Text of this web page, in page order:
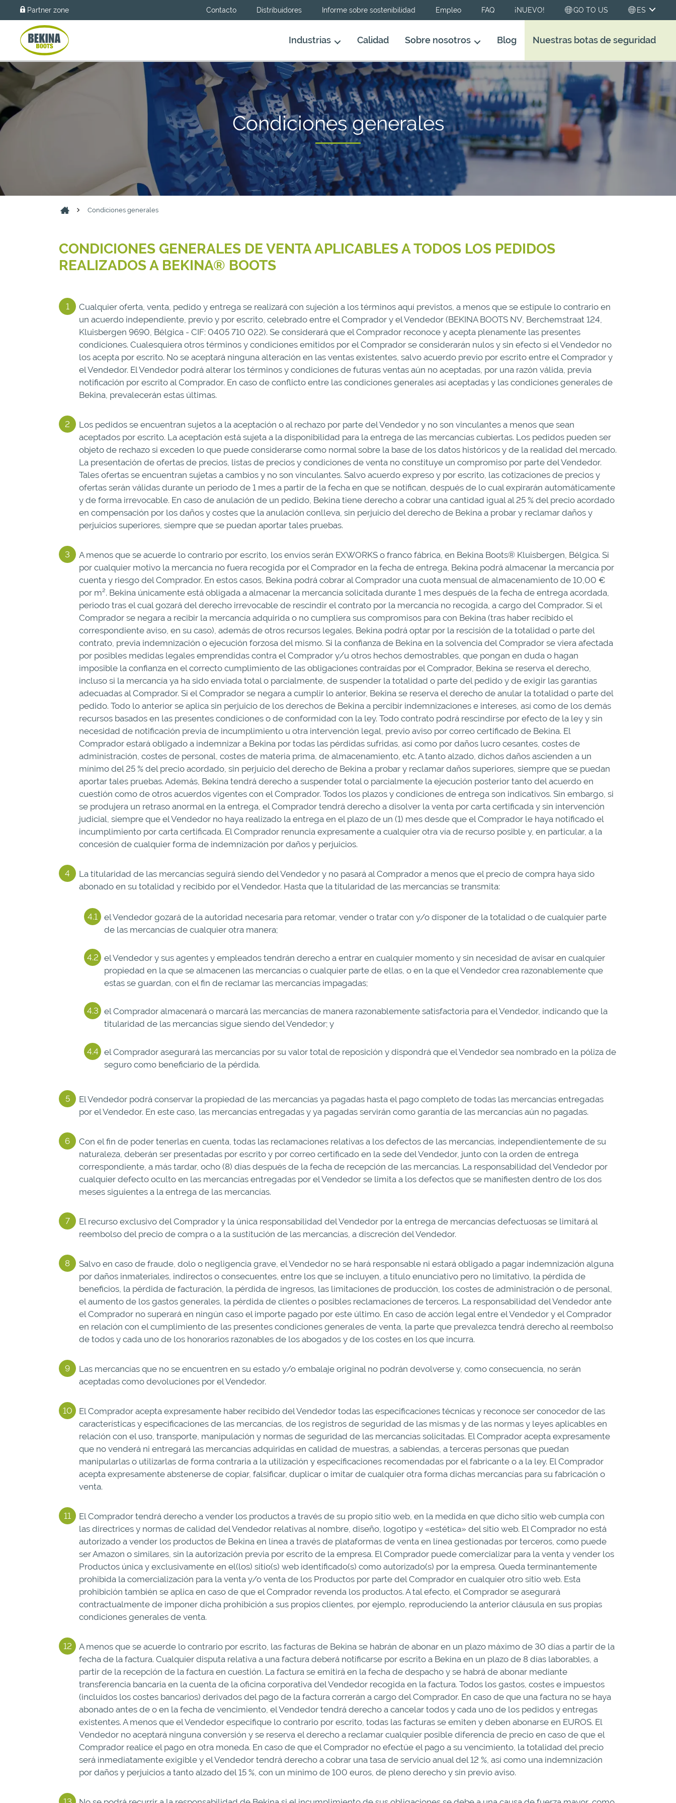
Partner zone Contacto Distribuidores Informe sobre sostenibilidad Empleo FAQ ¡NUEVO! GO TO US ES
Industrias Calidad Sobre nosotros Blog Nuestras botas de seguridad
Condiciones generales
Condiciones generales
CONDICIONES GENERALES DE VENTA APLICABLES A TODOS LOS PEDIDOS
REALIZADOS A BEKINA® BOOTS
Cualquier oferta, venta, pedido y entrega se realizará con sujeción a los términos aquí previstos, a menos que se estipule lo contrario en
un acuerdo independiente, previo y por escrito, celebrado entre el Comprador y el Vendedor (BEKINA BOOTS NV, Berchemstraat 124,
Kluisbergen 9690, Bélgica - CIF: 0405 710 022). Se considerará que el Comprador reconoce y acepta plenamente las presentes
condiciones. Cualesquiera otros términos y condiciones emitidos por el Comprador se considerarán nulos y sin efecto si el Vendedor no
los acepta por escrito. No se aceptará ninguna alteración en las ventas existentes, salvo acuerdo previo por escrito entre el Comprador y
el Vendedor. El Vendedor podrá alterar los términos y condiciones de futuras ventas aún no aceptadas, por una razón válida, previa
notificación por escrito al Comprador. En caso de conflicto entre las condiciones generales así aceptadas y las condiciones generales de
Bekina, prevalecerán estas últimas.
Los pedidos se encuentran sujetos a la aceptación o al rechazo por parte del Vendedor y no son vinculantes a menos que sean
aceptados por escrito. La aceptación está sujeta a la disponibilidad para la entrega de las mercancías cubiertas. Los pedidos pueden ser
objeto de rechazo si exceden lo que puede considerarse como normal sobre la base de los datos históricos y de la realidad del mercado.
La presentación de ofertas de precios, listas de precios y condiciones de venta no constituye un compromiso por parte del Vendedor.
Tales ofertas se encuentran sujetas a cambios y no son vinculantes. Salvo acuerdo expreso y por escrito, las cotizaciones de precios y
ofertas serán válidas durante un periodo de 1 mes a partir de la fecha en que se notifican, después de lo cual expirarán automáticamente
y de forma irrevocable. En caso de anulación de un pedido, Bekina tiene derecho a cobrar una cantidad igual al 25 % del precio acordado
en compensación por los daños y costes que la anulación conlleva, sin perjuicio del derecho de Bekina a probar y reclamar daños y
perjuicios superiores, siempre que se puedan aportar tales pruebas.
A menos que se acuerde lo contrario por escrito, los envíos serán EXWORKS o franco fábrica, en Bekina Boots® Kluisbergen, Bélgica. Si
por cualquier motivo la mercancía no fuera recogida por el Comprador en la fecha de entrega, Bekina podrá almacenar la mercancía por
cuenta y riesgo del Comprador. En estos casos, Bekina podrá cobrar al Comprador una cuota mensual de almacenamiento de 10,00 €
por m². Bekina únicamente está obligada a almacenar la mercancía solicitada durante 1 mes después de la fecha de entrega acordada,
periodo tras el cual gozará del derecho irrevocable de rescindir el contrato por la mercancía no recogida, a cargo del Comprador. Si el
Comprador se negara a recibir la mercancía adquirida o no cumpliera sus compromisos para con Bekina (tras haber recibido el
correspondiente aviso, en su caso), además de otros recursos legales, Bekina podrá optar por la rescisión de la totalidad o parte del
contrato, previa indemnización o ejecución forzosa del mismo. Si la confianza de Bekina en la solvencia del Comprador se viera afectada
por posibles medidas legales emprendidas contra el Comprador y/u otros hechos demostrables, que pongan en duda o hagan
imposible la confianza en el correcto cumplimiento de las obligaciones contraídas por el Comprador, Bekina se reserva el derecho,
incluso si la mercancía ya ha sido enviada total o parcialmente, de suspender la totalidad o parte del pedido y de exigir las garantías
adecuadas al Comprador. Si el Comprador se negara a cumplir lo anterior, Bekina se reserva el derecho de anular la totalidad o parte del
pedido. Todo lo anterior se aplica sin perjuicio de los derechos de Bekina a percibir indemnizaciones e intereses, así como de los demás
recursos basados en las presentes condiciones o de conformidad con la ley. Todo contrato podrá rescindirse por efecto de la ley y sin
necesidad de notificación previa de incumplimiento u otra intervención legal, previo aviso por correo certificado de Bekina. El
Comprador estará obligado a indemnizar a Bekina por todas las pérdidas sufridas, así como por daños lucro cesantes, costes de
administración, costes de personal, costes de materia prima, de almacenamiento, etc. A tanto alzado, dichos daños ascienden a un
mínimo del 25 % del precio acordado, sin perjuicio del derecho de Bekina a probar y reclamar daños superiores, siempre que se puedan
aportar tales pruebas. Además, Bekina tendrá derecho a suspender total o parcialmente la ejecución posterior tanto del acuerdo en
cuestión como de otros acuerdos vigentes con el Comprador. Todos los plazos y condiciones de entrega son indicativos. Sin embargo, si
se produjera un retraso anormal en la entrega, el Comprador tendrá derecho a disolver la venta por carta certificada y sin intervención
judicial, siempre que el Vendedor no haya realizado la entrega en el plazo de un (1) mes desde que el Comprador le haya notificado el
incumplimiento por carta certificada. El Comprador renuncia expresamente a cualquier otra vía de recurso posible y, en particular, a la
concesión de cualquier forma de indemnización por daños y perjuicios.
La titularidad de las mercancías seguirá siendo del Vendedor y no pasará al Comprador a menos que el precio de compra haya sido
abonado en su totalidad y recibido por el Vendedor. Hasta que la titularidad de las mercancías se transmita:
el Vendedor gozará de la autoridad necesaria para retomar, vender o tratar con y/o disponer de la totalidad o de cualquier parte
de las mercancías de cualquier otra manera;
el Vendedor y sus agentes y empleados tendrán derecho a entrar en cualquier momento y sin necesidad de avisar en cualquier
propiedad en la que se almacenen las mercancías o cualquier parte de ellas, o en la que el Vendedor crea razonablemente que
estas se guardan, con el fin de reclamar las mercancías impagadas;
el Comprador almacenará o marcará las mercancías de manera razonablemente satisfactoria para el Vendedor, indicando que la
titularidad de las mercancías sigue siendo del Vendedor; y
el Comprador asegurará las mercancías por su valor total de reposición y dispondrá que el Vendedor sea nombrado en la póliza de
seguro como beneficiario de la pérdida.
El Vendedor podrá conservar la propiedad de las mercancías ya pagadas hasta el pago completo de todas las mercancías entregadas
por el Vendedor. En este caso, las mercancías entregadas y ya pagadas servirán como garantía de las mercancías aún no pagadas.
Con el fin de poder tenerlas en cuenta, todas las reclamaciones relativas a los defectos de las mercancías, independientemente de su
naturaleza, deberán ser presentadas por escrito y por correo certificado en la sede del Vendedor, junto con la orden de entrega
correspondiente, a más tardar, ocho (8) días después de la fecha de recepción de las mercancías. La responsabilidad del Vendedor por
cualquier defecto oculto en las mercancías entregadas por el Vendedor se limita a los defectos que se manifiesten dentro de los dos
meses siguientes a la entrega de las mercancías.
El recurso exclusivo del Comprador y la única responsabilidad del Vendedor por la entrega de mercancías defectuosas se limitará al
reembolso del precio de compra o a la sustitución de las mercancías, a discreción del Vendedor.
Salvo en caso de fraude, dolo o negligencia grave, el Vendedor no se hará responsable ni estará obligado a pagar indemnización alguna
por daños inmateriales, indirectos o consecuentes, entre los que se incluyen, a título enunciativo pero no limitativo, la pérdida de
beneficios, la pérdida de facturación, la pérdida de ingresos, las limitaciones de producción, los costes de administración o de personal,
el aumento de los gastos generales, la pérdida de clientes o posibles reclamaciones de terceros. La responsabilidad del Vendedor ante
el Comprador no superará en ningún caso el importe pagado por este último. En caso de acción legal entre el Vendedor y el Comprador
en relación con el cumplimiento de las presentes condiciones generales de venta, la parte que prevalezca tendrá derecho al reembolso
de todos y cada uno de los honorarios razonables de los abogados y de los costes en los que incurra.
Las mercancías que no se encuentren en su estado y/o embalaje original no podrán devolverse y, como consecuencia, no serán
aceptadas como devoluciones por el Vendedor.
El Comprador acepta expresamente haber recibido del Vendedor todas las especificaciones técnicas y reconoce ser conocedor de las
características y especificaciones de las mercancías, de los registros de seguridad de las mismas y de las normas y leyes aplicables en
relación con el uso, transporte, manipulación y normas de seguridad de las mercancías solicitadas. El Comprador acepta expresamente
que no venderá ni entregará las mercancías adquiridas en calidad de muestras, a sabiendas, a terceras personas que puedan
manipularlas o utilizarlas de forma contraria a la utilización y especificaciones recomendadas por el fabricante o a la ley. El Comprador
acepta expresamente abstenerse de copiar, falsificar, duplicar o imitar de cualquier otra forma dichas mercancías para su fabricación o
venta.
El Comprador tendrá derecho a vender los productos a través de su propio sitio web, en la medida en que dicho sitio web cumpla con
las directrices y normas de calidad del Vendedor relativas al nombre, diseño, logotipo y «estética» del sitio web. El Comprador no está
autorizado a vender los productos de Bekina en línea a través de plataformas de venta en línea gestionadas por terceros, como puede
ser Amazon o similares, sin la autorización previa por escrito de la empresa. El Comprador puede comercializar para la venta y vender los
Productos única y exclusivamente en el(los) sitio(s) web identificado(s) como autorizado(s) por la empresa. Queda terminantemente
prohibida la comercialización para la venta y/o venta de los Productos por parte del Comprador en cualquier otro sitio web. Esta
prohibición también se aplica en caso de que el Comprador revenda los productos. A tal efecto, el Comprador se asegurará
contractualmente de imponer dicha prohibición a sus propios clientes, por ejemplo, reproduciendo la anterior cláusula en sus propias
condiciones generales de venta.
A menos que se acuerde lo contrario por escrito, las facturas de Bekina se habrán de abonar en un plazo máximo de 30 días a partir de la
fecha de la factura. Cualquier disputa relativa a una factura deberá notificarse por escrito a Bekina en un plazo de 8 días laborables, a
partir de la recepción de la factura en cuestión. La factura se emitirá en la fecha de despacho y se habrá de abonar mediante
transferencia bancaria en la cuenta de la oficina corporativa del Vendedor recogida en la factura. Todos los gastos, costes e impuestos
(incluidos los costes bancarios) derivados del pago de la factura correrán a cargo del Comprador. En caso de que una factura no se haya
abonado antes de o en la fecha de vencimiento, el Vendedor tendrá derecho a cancelar todos y cada uno de los pedidos y entregas
existentes. A menos que el Vendedor especifique lo contrario por escrito, todas las facturas se emiten y deben abonarse en EUROS. El
Vendedor no aceptará ninguna conversión y se reserva el derecho a reclamar cualquier posible diferencia de precio en caso de que el
Comprador realice el pago en otra moneda. En caso de que el Comprador no efectúe el pago a su vencimiento, la totalidad del precio
será inmediatamente exigible y el Vendedor tendrá derecho a cobrar una tasa de servicio anual del 12 %, así como una indemnización
por daños y perjuicios a tanto alzado del 15 %, con un mínimo de 100 euros, de pleno derecho y sin previo aviso.